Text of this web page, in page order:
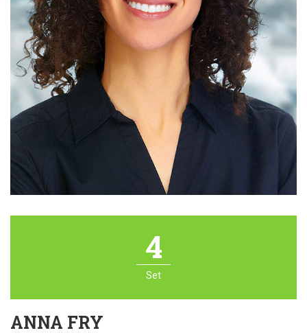
4
Set
ANNA FRY